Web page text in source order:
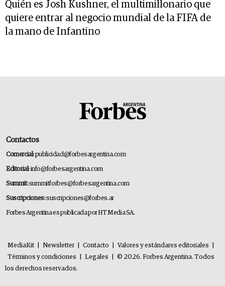
Quién es Josh Kushner, el multimillonario que
quiere entrar al negocio mundial de la FIFA de
la mano de Infantino
Contactos
Comercial:publicidad@forbesargentina.com
Editorial:info@forbesargentina.com
Summit:summitforbes@forbesargentina.com
Suscripciones:suscripciones@forbes.ar
Forbes Argentina es publicada por HT Media SA.
MediaKit Newsletter Contacto Valores y estándares editoriales
Términos y condiciones
Legales
© 2026. Forbes Argentina. Todos
los derechos reservados.